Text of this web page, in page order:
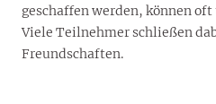
geschaffen werden, können
Viele Teilnehmer schließen
Freundschaften.